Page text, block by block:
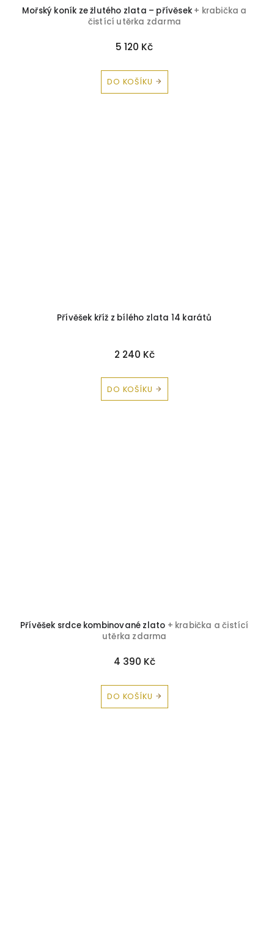
Mořský koník ze žlutého zlata – přívěsek + krabička a
čistící utěrka zdarma
5 120 Kč
DO KOŠÍKU
Přívěšek kříž z bílého zlata 14 karátů
2 240 Kč
DO KOŠÍKU
Přívěšek srdce kombinované zlato + krabička a čistící
utěrka zdarma
4 390 Kč
DO KOŠÍKU